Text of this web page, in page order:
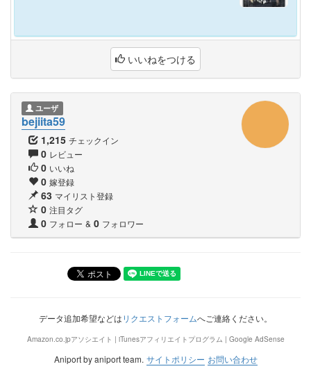
いいねをつける
ユーザ
bejiita59
1,215 チェックイン
0 レビュー
0 いいね
0 嫁登録
63 マイリスト登録
0 注目タグ
0 フォロー & 0 フォロワー
データ追加希望などはリクエストフォームへご連絡ください。
Amazon.co.jpアソシエイト | iTunesアフィリエイトプログラム | Google AdSense
Aniport by aniport team. サイトポリシー お問い合わせ